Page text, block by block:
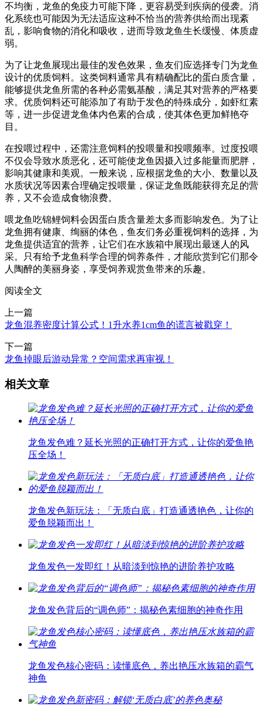
不均衡，龙鱼的免疫力可能下降，更容易受到疾病的侵袭。消
化系统也可能因为无法适应这种不恰当的营养供给而出现紊
乱，影响食物的消化和吸收，进而导致龙鱼生长缓慢、体质虚
弱。
为了让龙鱼展现出最佳的发色效果，鱼友们应选择专门为龙鱼
设计的优质饲料。这类饲料通常具有精确配比的蛋白质含量，
能够提供龙鱼所需的各种必需氨基酸，满足其对营养的严格要
求。优质饲料还可能添加了有助于发色的特殊成分，如虾红素
等，进一步促进龙鱼体内色素的合成，使其体色更加鲜艳夺
目。
在投喂过程中，还需注意饲料的投喂量和投喂频率。过度投喂
不仅会导致水质恶化，还可能使龙鱼因摄入过多能量而肥胖，
影响其健康和美观。一般来说，应根据龙鱼的大小、数量以及
水质状况等因素合理确定投喂量，保证龙鱼既能获得充足的营
养，又不会造成食物浪费。
喂龙鱼吃锦鲤饲料会因蛋白质含量差太多而影响发色。为了让
龙鱼拥有健康、绚丽的体色，鱼友们务必重视饲料的选择，为
龙鱼提供适宜的营养，让它们在水族箱中展现出最迷人的风
采。只有给予龙鱼科学合理的饲养条件，才能欣赏到它们那令
人陶醉的美丽身姿，享受饲养观赏鱼带来的乐趣。
阅读全文
上一篇
龙鱼混养密度计算公式！1升水养1cm鱼的谎言被戳穿！
下一篇
龙鱼掉眼后游动异常？空间需求再审视！
相关文章
龙鱼发色难？延长光照的正确打开方式，让你的爱鱼艳
压全场！
龙鱼发色新玩法：「无质白底」打造通透艳色，让你的
爱鱼脱颖而出！
龙鱼发色一发即红！从暗淡到惊艳的进阶养护攻略
龙鱼发色背后的“调色师”：揭秘色素细胞的神奇作用
龙鱼发色核心密码：读懂底色，养出艳压水族箱的霸气
神鱼